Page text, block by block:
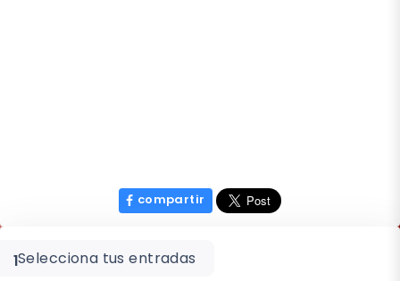
compartir
Selecciona tus entradas
1